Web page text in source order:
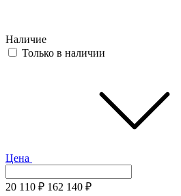
Наличие
Только в наличии
Цена
20 110 ₽ 162 140 ₽